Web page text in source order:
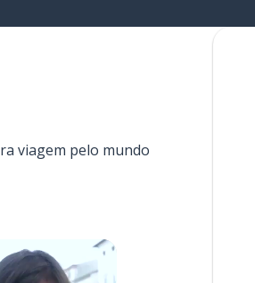
viagem pelo mundo